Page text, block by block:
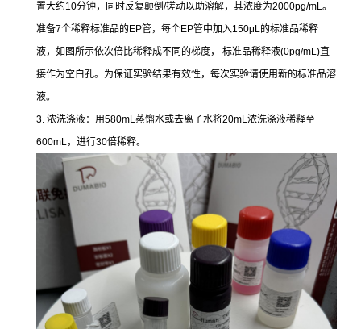
置大约10分钟，同时反复颠倒/搓动以助溶解，其浓度为2000pg/mL。
准备7个稀释标准品的EP管，每个EP管中加入150μL的标准品稀释
液，如图所示依次倍比稀释成不同的梯度， 标准品稀释液(0pg/mL)直
接作为空白孔。为保证实验结果有效性，每次实验请使用新的标准品溶
液。
3. 浓洗涤液：用580mL蒸馏水或去离子水将20mL浓洗涤液稀释至
600mL，进行30倍稀释。